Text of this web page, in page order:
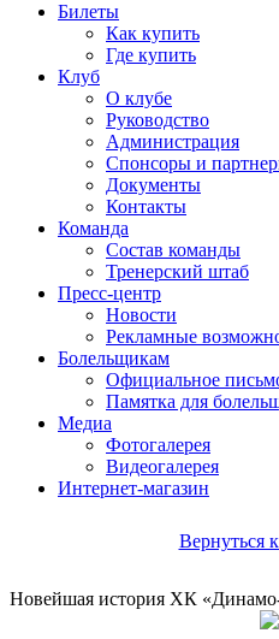
Билеты
Как купить
Где купить
Клуб
О клубе
Руководство
Администрация
Спонсоры и
Документы
Контакты
Команда
Состав команды
Тренерский штаб
Пресс-центр
Новости
Рекламные
Болельщикам
Официальное
Памятка для
Медиа
Фотогалерея
Видеогалерея
Интернет-магазин
Вернуться
Новейшая история ХК